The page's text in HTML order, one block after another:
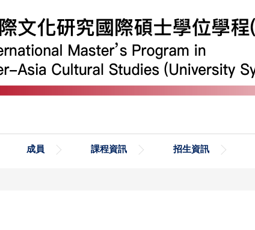
成員 課程資訊 招生資訊